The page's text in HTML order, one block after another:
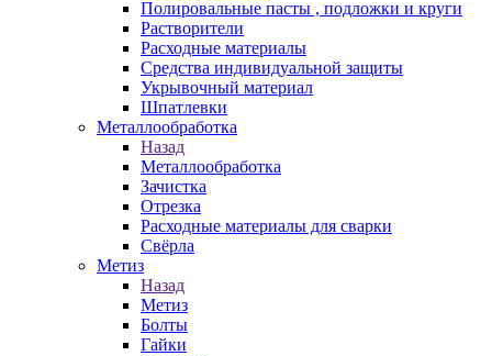
Полировальные пасты , подложки и круги
Растворители
Расходные материалы
Средства индивидуальной защиты
Укрывочный материал
Шпатлевки
Металлообработка
Назад
Металлообработка
Зачистка
Отрезка
Расходные материалы для сварки
Свёрла
Метиз
Назад
Метиз
Болты
Гайки